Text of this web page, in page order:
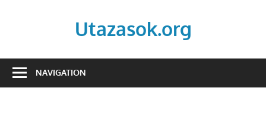
Utazasok.org
NAVIGATION